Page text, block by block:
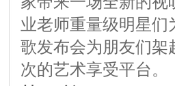
业老师重量级明星
歌发布会为朋友们架
次的艺术享受平台。